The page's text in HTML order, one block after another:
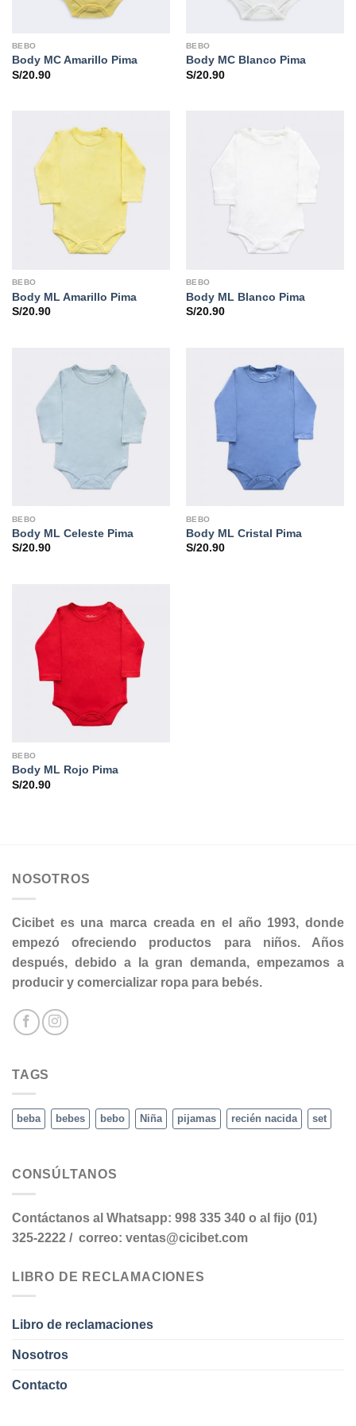
BEBO
Body MC Amarillo Pima
S/20.90
BEBO
Body MC Blanco Pima
S/20.90
BEBO
Body ML Amarillo Pima
S/20.90
BEBO
Body ML Blanco Pima
S/20.90
BEBO
Body ML Celeste Pima
S/20.90
BEBO
Body ML Cristal Pima
S/20.90
BEBO
Body ML Rojo Pima
S/20.90
NOSOTROS
Cicibet es una marca creada en el año 1993, donde
empezó ofreciendo productos para niños. Años
después, debido a la gran demanda, empezamos a
producir y comercializar ropa para bebés.
TAGS
beba bebes bebo Niña pijamas recién nacida set
CONSÚLTANOS
Contáctanos al Whatsapp: 998 335 340 o al fijo (01)
325-2222 / correo: ventas@cicibet.com
LIBRO DE RECLAMACIONES
Libro de reclamaciones
Nosotros
Contacto